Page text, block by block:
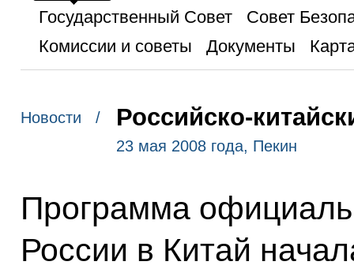
Государственный Совет
Совет
Комиссии и советы
Документы
Новости / Российско-
23 мая 2008 года, Пекин
Программа
России в Китай